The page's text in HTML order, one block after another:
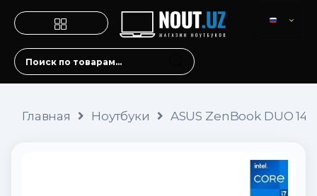
Главная Ноутбуки ASUS ZenBook DUO 14